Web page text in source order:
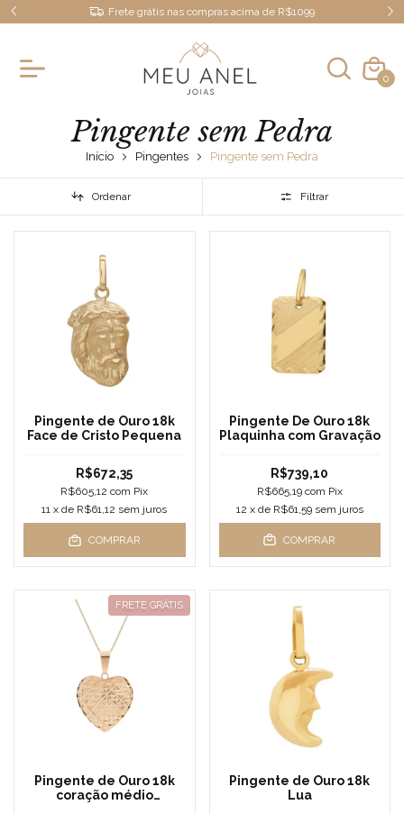
Frete grátis nas compras acima de R$1099
0
Pingente sem Pedra
Início Pingentes Pingente sem Pedra
Ordenar Filtrar
Pingente de Ouro 18k
Face de Cristo Pequena
R$672,35
R$605,12com Pix
11 x de R$61,12 sem juros
COMPRAR
Pingente De Ouro 18k
Plaquinha com Gravação
R$739,10
R$665,19 com Pix
12 x de R$61,59 sem juros
COMPRAR
FRETE GRÁTIS
Pingente de Ouro 18k
coração médio
Pingente de Ouro 18k
Lua